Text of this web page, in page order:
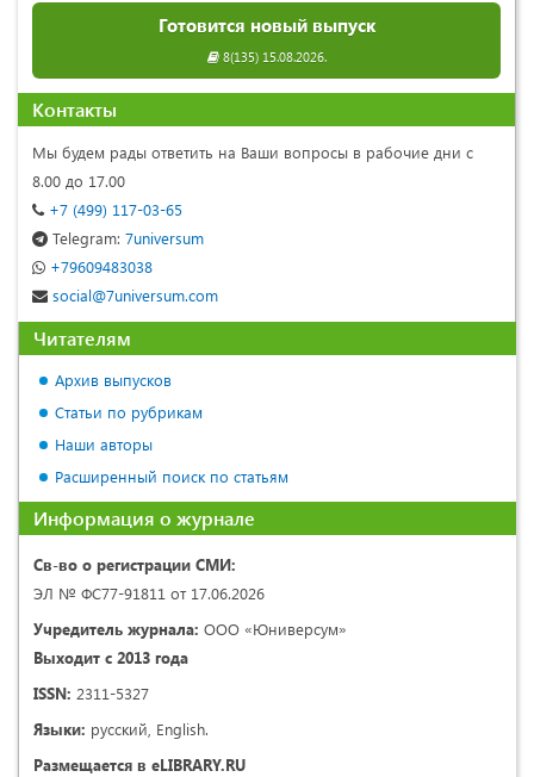
Готовится новый выпуск
8(135) 15.08.2026.
Контакты
Мы будем рады ответить на Ваши вопросы в рабочие дни с
8.00 до 17.00
+7 (499) 117-03-65
Telegram: 7universum
+79609483038
social@7universum.com
Читателям
Архив выпусков
Статьи по рубрикам
Наши авторы
Расширенный поиск по статьям
Информация о журнале
Св-во о регистрации СМИ:
ЭЛ № ФС77-91811 от 17.06.2026
Учредитель журнала: ООО «Юниверсум»
Выходит с 2013 года
ISSN: 2311-5327
Языки: русский, English.
Размещается в eLIBRARY.RU